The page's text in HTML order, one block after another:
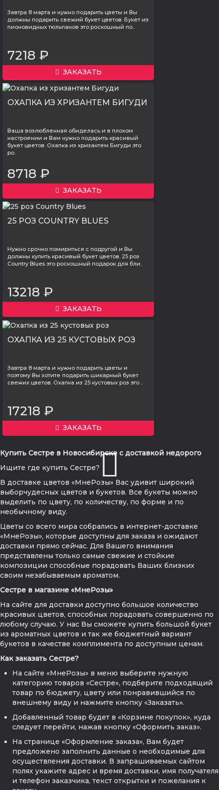
Завтра 8 марта и нужно подарить цветы и Вы
должны подарить свежий букет цветов. Букет из
пионовидных тюльпанов это роскошный по..
7218 ₽
ЗАКАЗАТЬ
ОХАПКА ИЗ ХРИЗАНТЕМ БИГУДИ
Ваша возлюбленная обиделась и в плохом
настроении и Вам нужно подарить красивый
букет цветов. Охапка из хризантем Бигуди это
ро..
8718 ₽
ЗАКАЗАТЬ
25 РОЗ COUNTRY BLUES
Нужно срочно помириться с подругой и Вы
должны купить красивый букет цветов. 25 роз
Country Blues это роскошный подарок для бли..
13218 ₽
ЗАКАЗАТЬ
ОХАПКА ИЗ 25 КУСТОВЫХ РОЗ
Завтра 8 марта и нужно подарить цветы и
поэтому Вы хотите подарить шикарный букет
свежих цветов. Охапка из 25 кустовых роз это ..
17218 ₽
ЗАКАЗАТЬ
Купить Сестре в Новосибирске с доставкой недорого
Ищите где купить Сестре?
В доставке цветов «МнеРозы» Вас удивит широкий
выборчудесных цветов и букетов. Все букеты можно
выделить по цвету, по количеству, по форме и по
необычному виду.
Цветы со всего мира собрались в интернет-доставке
«МнеРозы», которые доступны для заказа и ожидают
доставки прямо сейчас. Для Вашего внимания
представлены только самые свежие и стойкие
композиции способные порадовать Ваших близких
своим незабываемым ароматом.
Сестре в магазине «МнеРозы»
На сайте для доставки доступно большое количество
красивых цветов, способных порадовать совершенно по
любому случаю. У нас Вы сможете купить большой букет
из ароматных цветов и так же бюджетный вариант
букетов в качестве комплимента по доступным ценам.
Как заказать Сестре?
На сайте «МнеРозы» в меню выберите нужную
категорию товаров «Сестре», подберите подходящий
товар по бюджету, цвету или понравившийся по
внешнему виду и нажмите кнопку «Заказать».
Добавленный товар будет в «Корзине покупок», куда
следует перейти, нажав кнопку «Оформить заказ».
На странице «Оформление заказа», Вам будет
предложено заполнить данные о необходимые для
осуществления доставки. В запрашиваемых сайтом
полях укажите адрес и время доставки, имя получателя
и телефон заказчика, текст открытки и пожелания к